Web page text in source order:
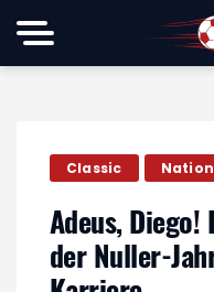
Classic
Adeus,
der Nuller-